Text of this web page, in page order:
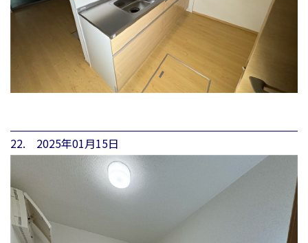
22. 2025年01月15日